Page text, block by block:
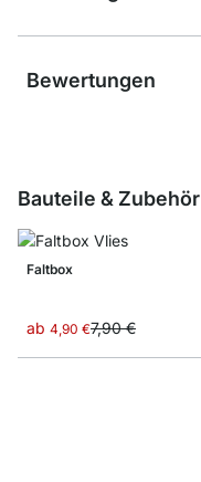
Bewertungen
Bauteile & Zubehör
Faltbox
ab 4,90 €7,90 €